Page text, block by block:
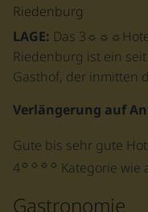
Riedenburg
LAGE: Das
Riedenburg ist ein
Gasthof, der inmitten
Verlängerung auf
Gute bis sehr gute
4☼☼☼☼ Kategorie
Gastronomie